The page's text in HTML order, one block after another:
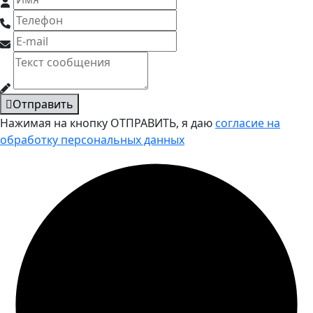
Отправить
Нажимая на кнопку ОТПРАВИТЬ, я даюсогласие на
обработку персональных данных